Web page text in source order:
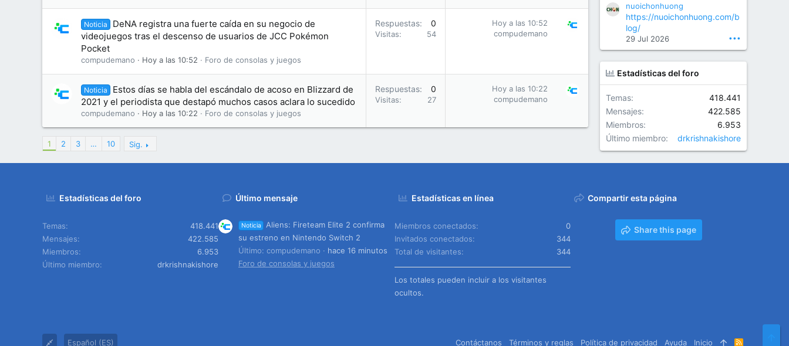
Noticia
DeNA registra una fuerte caída en su negocio de
videojuegos tras el descenso de usuarios de JCC Pokémon
Pocket
compudemano Hoy a las 10:52 Foro de consolas y juegos
Respuestas 0
Visitas 54
Hoy a las 10:52
compudemano
Noticia
Estos días se habla del escándalo de acoso en Blizzard de
2021 y el periodista que destapó muchos casos aclara lo sucedido
compudemano Hoy a las 10:22 Foro de consolas y juegos
Respuestas 0
Visitas 27
Hoy a las 10:22
compudemano
1 2 3 … 10 Sig.
www.drranganathreddy.co
m
nuoichonhuong
https://nuoichonhuong.com/b
log/
29 Jul 2026 •••
Estadísticas del foro
Temas
418.441
Mensajes
422.585
Miembros
6.953
Último miembro
drkrishnakishore
Estadísticas del foro
Temas
418.441
Mensajes
422.585
Miembros
6.953
Último miembro
drkrishnakishore
Último mensaje
Noticia
Aliens: Fireteam Elite 2 confirma
su estreno en Nintendo Switch 2
Último: compudemano
hace 16 minutos
Foro de consolas y juegos
Estadísticas en línea
Miembros conectados
0
Invitados conectados
344
Total de visitantes
344
Los totales pueden incluir a los visitantes
ocultos.
Compartir esta página
Share this page
Español (ES) Contáctanos Términos y reglas Política de privacidad Ayuda Inicio R